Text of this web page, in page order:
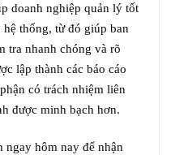
doanh nghiệp quản lý tốt
thống, từ đó giúp ban
tra nhanh chóng và rõ
lập thành các báo cáo
có trách nhiệm liên
được minh bạch hơn.
ngay hôm nay để nhận